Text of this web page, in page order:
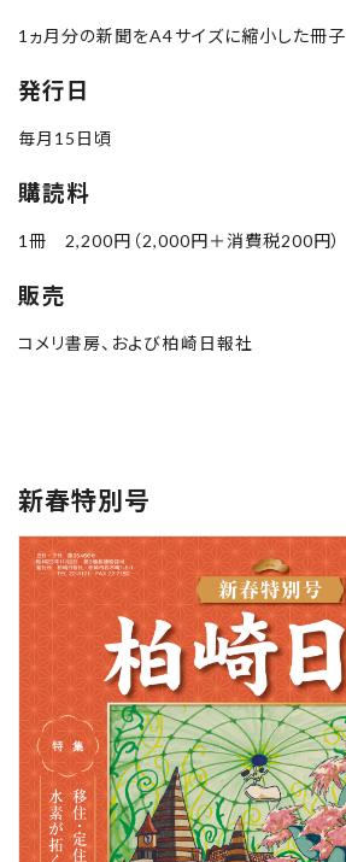
1ヵ月分の新聞をA4サイズに縮小した冊子
発行日
毎月15日頃
購読料
1冊 2,200円（2,000円＋消費税200円）
販売
コメリ書房、および柏崎日報社
新春特別号